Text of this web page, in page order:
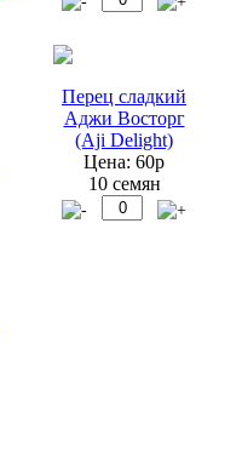
Перец сладкий
Аджи Восторг
(Aji Delight)
Цена: 60р
10 семян